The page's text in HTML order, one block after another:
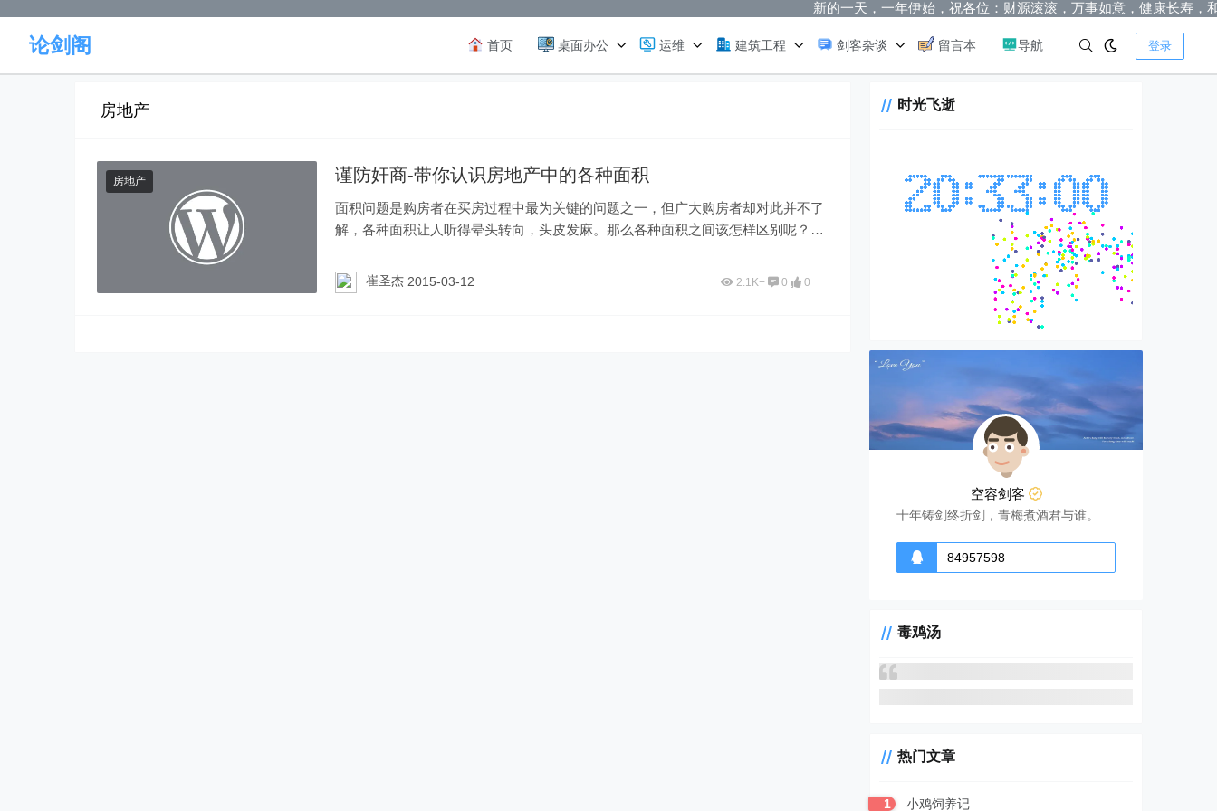
新的一天，一年伊始，祝各位：财源滚滚，万事如意，健康长寿，和
论剑阁 首页 桌面办公 运维 建筑工程 剑客杂谈 留言本 导航 登录
房地产
房地产 谨防奸商-带你认识房地产中的各种面积
面积问题是购房者在买房过程中最为关键的问题之一，但广大购房者却对此并不了
解，各种面积让人听得晕头转向，头皮发麻。那么各种面积之间该怎样区别呢？它
崔圣杰 2015-03-12 2.1K+ 0 0
时光飞逝
空容剑客
十年铸剑终折剑，青梅煮酒君与谁。
84957598
毒鸡汤
热门文章
1 小鸡饲养记